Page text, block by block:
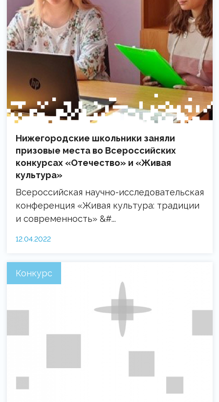
Нижегородские школьники заняли
призовые места во Всероссийских
конкурсах «Отечество» и «Живая
культура»
Всероссийская научно-исследовательская
конференция «Живая культура: традиции
и современность» &#...
12.04.2022
Конкурс